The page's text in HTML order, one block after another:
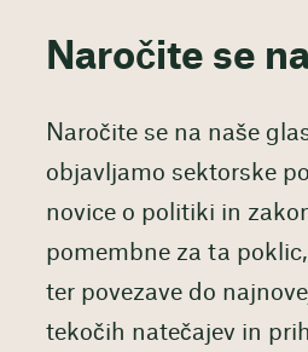
Naročite se
Naročite se na naše
objavljamo sektorske
novice o politiki in
pomembne za ta
ter povezave do
tekočih natečajev in